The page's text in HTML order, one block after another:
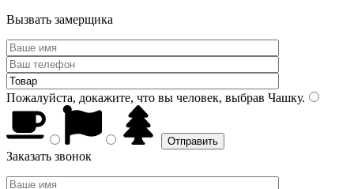
Вызвать замерщика
Пожалуйста, докажите, что вы человек, выбрав Чашку.
Заказать звонок